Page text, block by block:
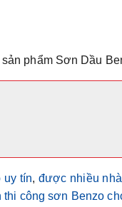
phẩm Sơn Dầu
uy tín,được nhiều
thi công sơn Benzo